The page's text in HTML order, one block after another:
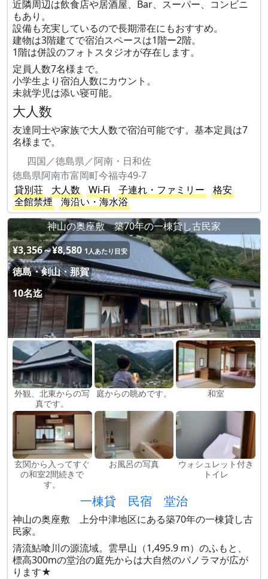
近隣周辺は飲食店や居酒屋、Bar、スーパー、コンビニ
もあり。
設備も充実しているので長期滞在にもおすすめ。
建物は3階建てで宿泊スペースは1階ー2階。
1階は併設のフォトスタジオが存在します。
定員人数7名様まで。
小学生より宿泊人数にカウント。
未就学児は添い寝可能。
大人数
友達同士や家族で大人数で宿泊可能です。基本定員は7
名様まで。
四国／徳島県／阿南・日和佐
徳島県阿南市富岡町今福寺49-7
貸別荘
大人数 Wi-Fi 子連れ・ファミリー
格安
全館禁煙
海沿い・海水浴
神山の奥座敷 築70年の一棟貸し古民家
¥3,356～¥8,580 1人あたり目安
徳島・剣山・那賀
10名迄
外観、北東からの写
真です。
庭からの眺めです。 和室
玄関から入ってすぐ
の和室2間続きで
す。
お風呂の写真
ウォシュレット付き
トイレ
一棟貸 民宿 堂治
神山の奥座敷 上分中津地区にある築70年の一棟貸し古
民家。
清流鮎喰川の源流域。雲早山（1,495.9 m）のふもと、
標高300mの堂治の庭先からは大自然のパノラマが広が
ります★